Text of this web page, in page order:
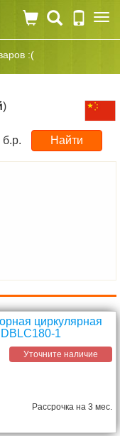
:(
)
б.р.
циркулярная
1
Уточните наличие
Рассрочка на 3 мес.